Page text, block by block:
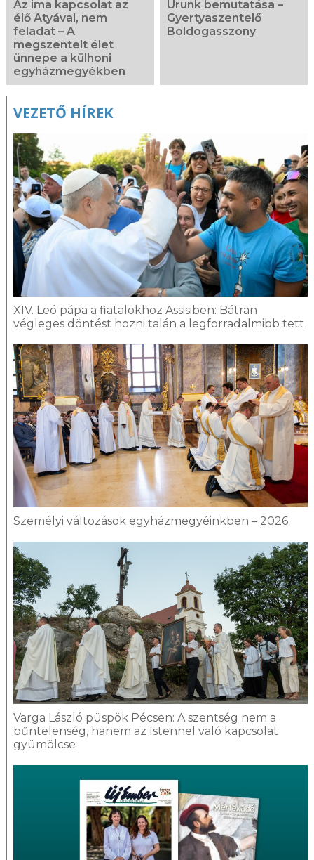
Az ima kapcsolat az
élő Atyával, nem
feladat – A
megszentelt élet
ünnepe a külhoni
egyházmegyékben
Urunk bemutatása –
Gyertyaszentelő
Boldogasszony
VEZETŐ HÍREK
XIV. Leó pápa a fiatalokhoz Assisiben: Bátran
végleges döntést hozni talán a legforradalmibb tett
Személyi változások egyházmegyéinkben – 2026
Varga László püspök Pécsen: A szentség nem a
bűntelenség, hanem az Istennel való kapcsolat
gyümölcse